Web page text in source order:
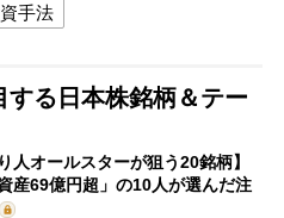
手法
する日本株銘柄＆テー
り人オールスターが狙う20銘柄】
資産69億円超」の10人が選んだ注